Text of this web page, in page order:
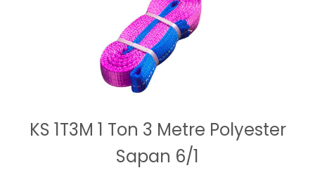
KS 1T3M 1 Ton 3 Metre Polyester
Sapan 6/1